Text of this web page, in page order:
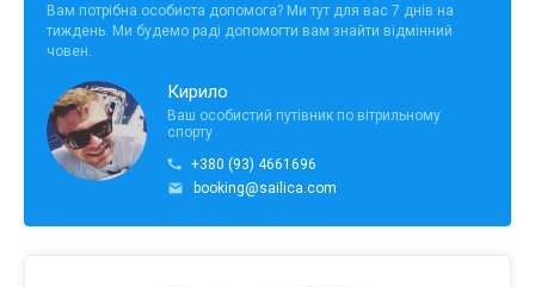
Вам потрібна особиста допомога? Ми тут для вас 7 днів на
тиждень. Ми будемо раді допомогти вам знайти відмінний
човен.
Кирило
Ваш особистий путівник по вітрильному
спорту
+380 (93) 4661696
booking@sailica.com